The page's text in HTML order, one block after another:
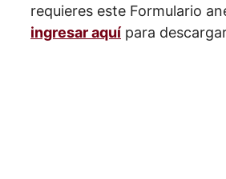
requieres este Formulario
ingresar aquí para